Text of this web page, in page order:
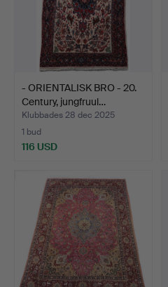
- ORIENTALISK BRO - 20.
Century, jungfruul…
Klubbades 28 dec 2025
1 bud
116 USD